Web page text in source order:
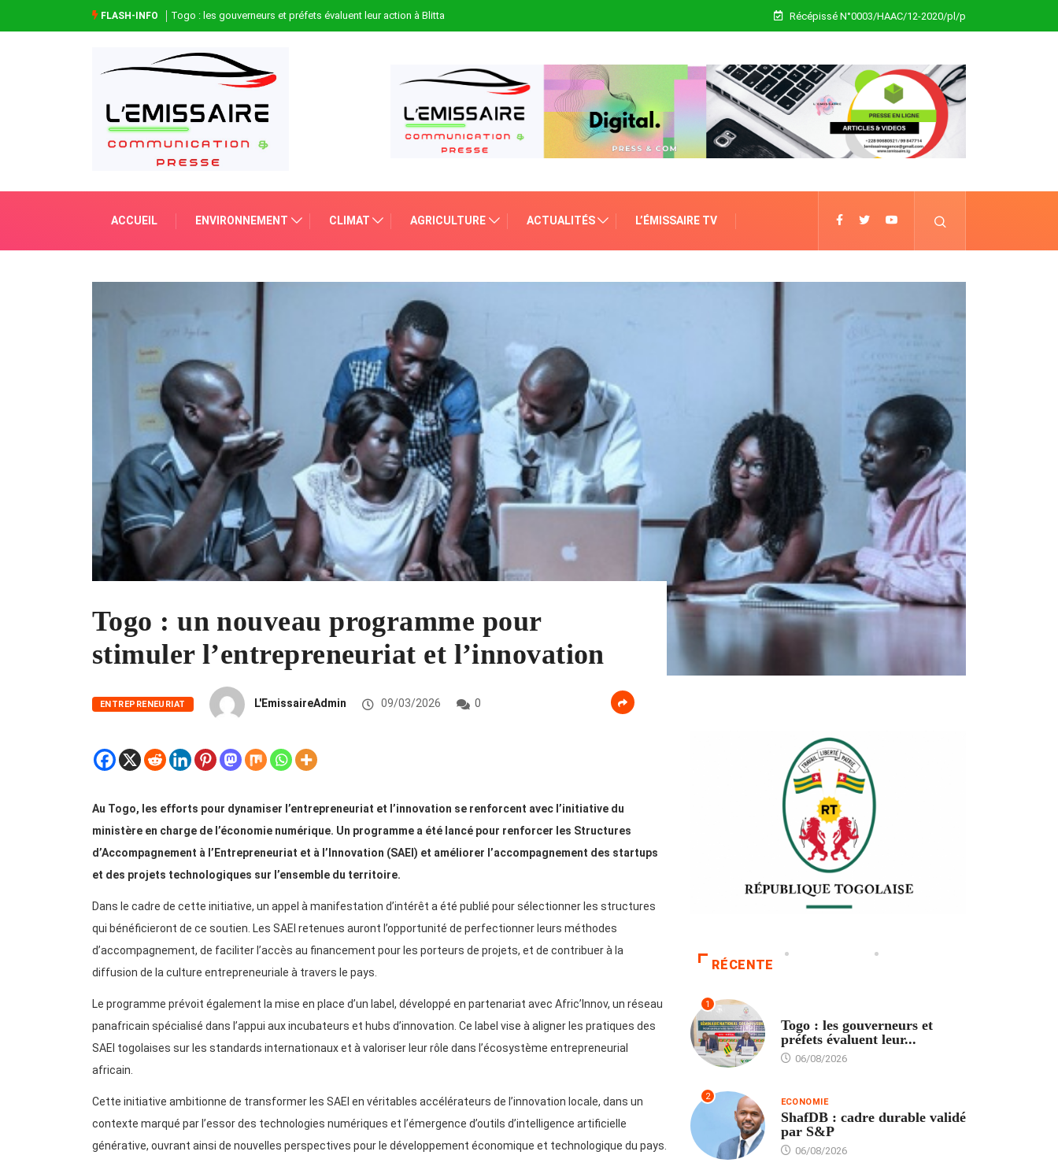
FLASH-INFO Togo : les gouverneurs et préfets évaluent leur action à Blitta Récépissé N°0003/HAAC/12-2020/pl/p
ACCUEIL ENVIRONNEMENT CLIMAT AGRICULTURE ACTUALITÉS L’ÉMISSAIRE TV
Togo : un nouveau programme pour
stimuler l’entrepreneuriat et l’innovation
ENTREPRENEURIAT L'EmissaireAdmin 09/03/2026 0
Au Togo, les efforts pour dynamiser l’entrepreneuriat et l’innovation se renforcent avec l’initiative du
ministère en charge de l’économie numérique. Un programme a été lancé pour renforcer les Structures
d’Accompagnement à l’Entrepreneuriat et à l’Innovation (SAEI) et améliorer l’accompagnement des startups
et des projets technologiques sur l’ensemble du territoire.
Dans le cadre de cette initiative, un appel à manifestation d’intérêt a été publié pour sélectionner les structures
qui bénéficieront de ce soutien. Les SAEI retenues auront l’opportunité de perfectionner leurs méthodes
d’accompagnement, de faciliter l’accès au financement pour les porteurs de projets, et de contribuer à la
diffusion de la culture entrepreneuriale à travers le pays.
Le programme prévoit également la mise en place d’un label, développé en partenariat avec Afric’Innov, un réseau
panafricain spécialisé dans l’appui aux incubateurs et hubs d’innovation. Ce label vise à aligner les pratiques des
SAEI togolaises sur les standards internationaux et à valoriser leur rôle dans l’écosystème entrepreneurial
africain.
Cette initiative ambitionne de transformer les SAEI en véritables accélérateurs de l’innovation locale, dans un
contexte marqué par l’essor des technologies numériques et l’émergence d’outils d’intelligence artificielle
générative, ouvrant ainsi de nouvelles perspectives pour le développement économique et technologique du pays.
RÉCENTE
1
Togo : les gouverneurs et
préfets évaluent leur...
06/08/2026
2 ECONOMIE
ShafDB : cadre durable validé
par S&P
06/08/2026